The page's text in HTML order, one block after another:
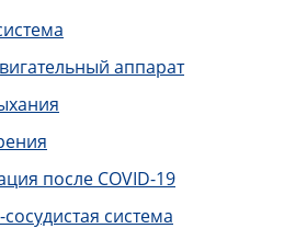
аппарат
после COVID-19
система